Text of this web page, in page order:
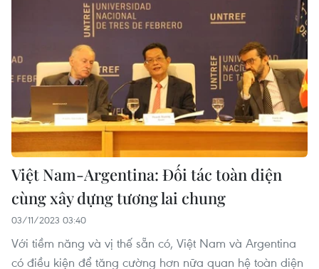
Việt Nam-Argentina: Đối tác toàn diện
cùng xây dựng tương lai chung
03/11/2023 03:40
Với tiềm năng và vị thế sẵn có, Việt Nam và Argentina
có điều kiện để tăng cường hơn nữa quan hệ toàn diện